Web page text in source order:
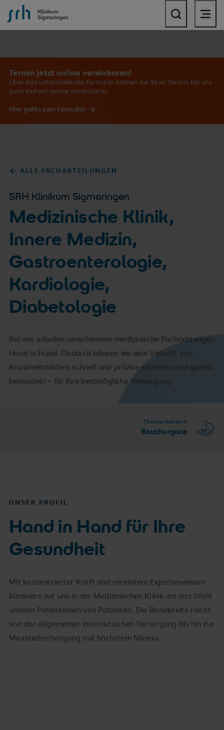
SRH Klinikum Sigmaringen
Termin jetzt online vereinbaren!
Über das untenstehende Formular können Sie Ihren Termin bei uns
ganz einfach online vereinbaren.
Hier gehts zum Formular
ALLE FACHABTEILUNGEN
SRH Klinikum Sigmaringen
Medizinische Klinik,
Innere Medizin,
Gastroenterologie,
Kardiologie,
Diabetologie
Bei uns arbeiten verschiedene medizinische Fachrichtungen
Hand in Hand. Dadurch können wir eine Vielzahl von
Krankheitsbildern schnell und präzise erkennen und gezielt
behandeln – für Ihre bestmögliche Versorgung.
Themenbereich
Bauchorgane
UNSER PROFIL
Hand in Hand für Ihre
Gesundheit
Mit konzentrierter Kraft und vereintem Expertenwissen
kümmern wir uns in der Medizinischen Klinik um das Wohl
unserer Patientinnen und Patienten. Die Bandbreite reicht
von der allgemeinen internistischen Versorgung bis hin zur
Maximalversorgung auf höchstem Niveau.